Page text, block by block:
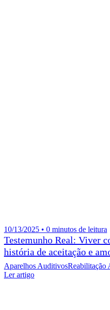
10/13/2025 • 0 minutos de leitura
Testemunho Real: Viver
história de aceitação e
Aparelhos AuditivosReabilitação
Ler artigo